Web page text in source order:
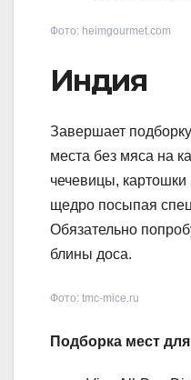
Фото: heimgourmet.com
Индия
Завершает
места без мяса на
чечевицы, картошки
щедро посыпая
Обязательно
блины доса.
Фото: tmc-mice.ru
Подборка мест